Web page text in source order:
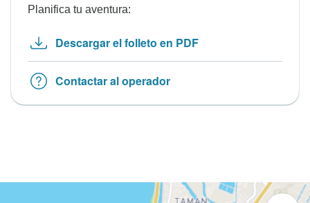
Planifica tu aventura:
Descargar el folleto en PDF
Contactar al operador